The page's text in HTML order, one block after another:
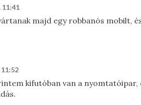
11:41
majd egy robbanós mobilt,
kifutóban van a nyomtatóipar,